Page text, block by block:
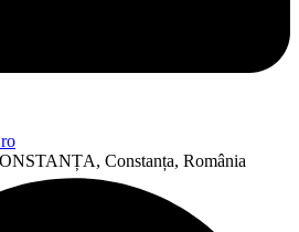
Constanța, România